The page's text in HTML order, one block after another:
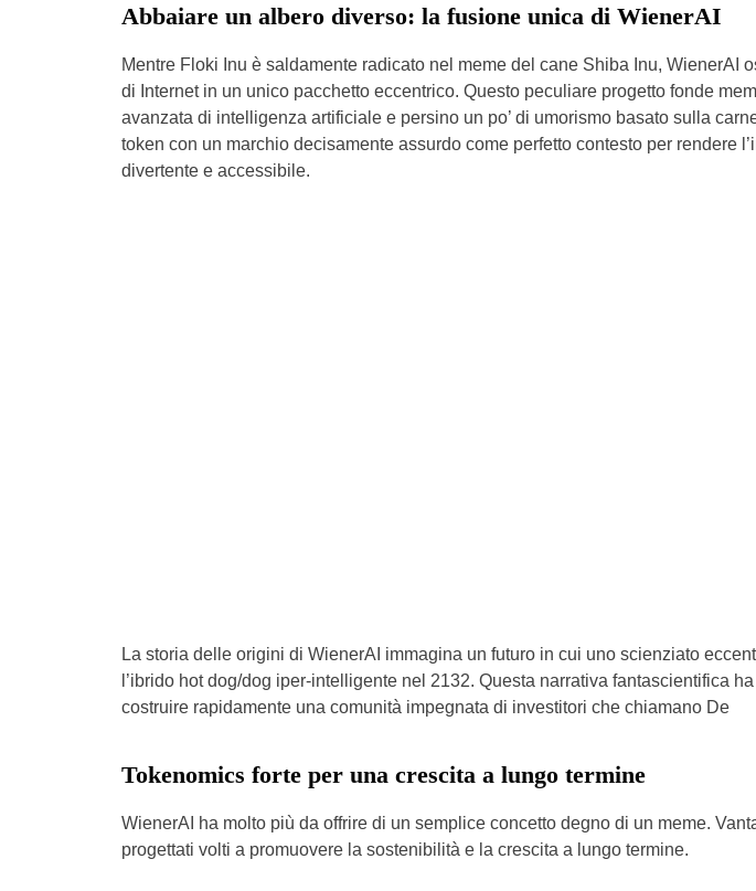
Abbaiare un albero diverso: la fusione unica di WienerAI
Mentre Floki Inu è saldamente radicato nel meme del cane Shiba Inu, WienerAI
di Internet in un unico pacchetto eccentrico. Questo peculiare progetto fonde
avanzata di intelligenza artificiale e persino un po’ di umorismo basato sulla
token con un marchio decisamente assurdo come perfetto contesto per rendere
divertente e accessibile.
La storia delle origini di WienerAI immagina un futuro in cui uno scienziato
l’ibrido hot dog/dog iper-intelligente nel 2132. Questa narrativa fantascientifica
costruire rapidamente una comunità impegnata di investitori che chiamano De
Tokenomics forte per una crescita a lungo termine
WienerAI ha molto più da offrire di un semplice concetto degno di un meme.
progettati volti a promuovere la sostenibilità e la crescita a lungo termine.